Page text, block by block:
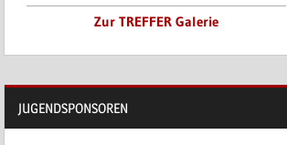
Zur TREFFER Galerie
JUGENDSPONSOREN